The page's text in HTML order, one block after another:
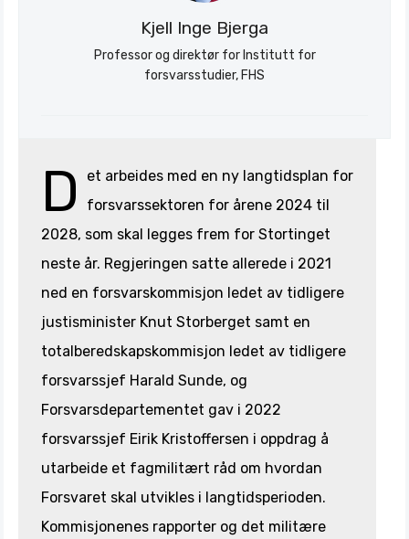
Kjell Inge Bjerga
Professor og direktør for Institutt for
forsvarsstudier, FHS
D
et arbeides med en ny langtidsplan for
forsvarssektoren for årene 2024 til
2028, som skal legges frem for Stortinget
neste år. Regjeringen satte allerede i 2021
ned en forsvarskommisjon ledet av tidligere
justisminister Knut Storberget samt en
totalberedskapskommisjon ledet av tidligere
forsvarssjef Harald Sunde, og
Forsvarsdepartementet gav i 2022
forsvarssjef Eirik Kristoffersen i oppdrag å
utarbeide et fagmilitært råd om hvordan
Forsvaret skal utvikles i langtidsperioden.
Kommisjonenes rapporter og det militære